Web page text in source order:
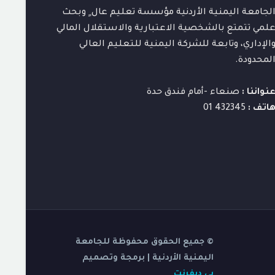
الجامعة اليمنية الأردنية مؤسسة تعليم عال ٍ وبحث
علمي تتمتع بالشخصية الاعتبارية والاستقلال المالي
والإداري، وتابعة للشركة اليمنية للتعليم العالي
المحدودة.
عنواننا : صنعاء -أمام فندق حدة
هاتف :
© جميع الحقوق محفوظة للجامعة
اليمنية الأردنية | برمجة وتصميم